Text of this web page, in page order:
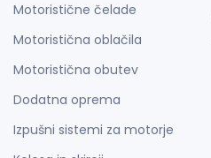
Motoristične čelade
Motoristična oblačila
Motoristična obutev
Dodatna oprema
Izpušni sistemi za motorje